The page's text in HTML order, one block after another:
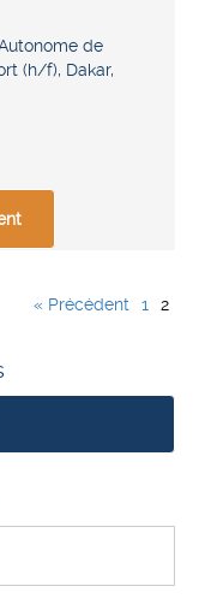
de
(h/f), Dakar,
« Précédent 1 2